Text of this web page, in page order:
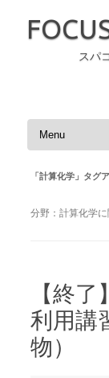
スパ
コンテンツへス
「計算化学 」タグ
分野：計算化学
【終
利用講
物）